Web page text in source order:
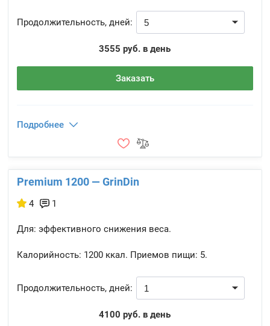
Продолжительность, дней:
3555 руб. в день
Заказать
Подробнее
Premium 1200 — GrinDin
4 1
Для: эффективного снижения веса.
Калорийность: 1200 ккал. Приемов пищи: 5.
Продолжительность, дней:
4100 руб. в день